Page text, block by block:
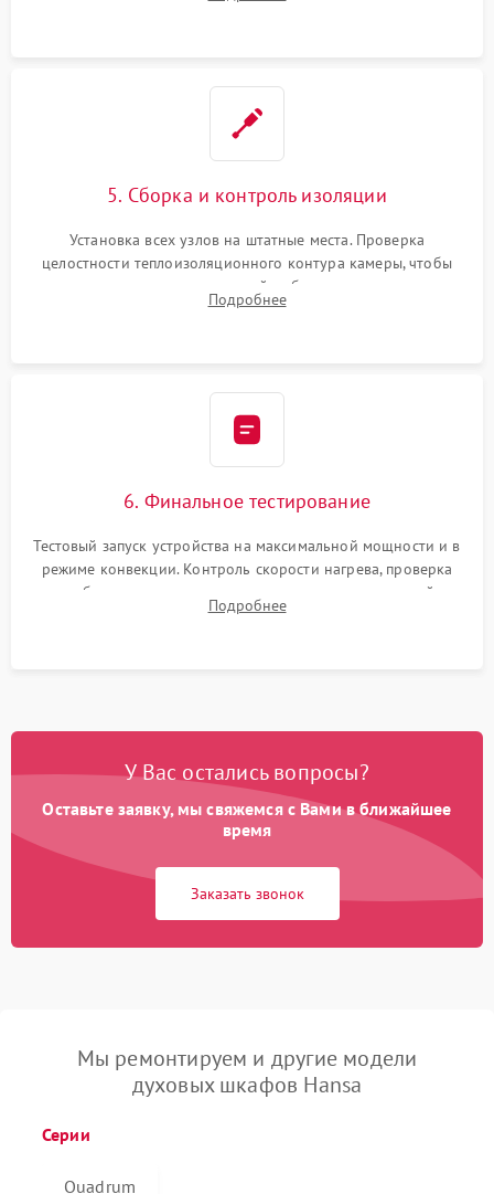
5. Сборка и контроль изоляции
Установка всех узлов на штатные места. Проверка
целостности теплоизоляционного контура камеры, чтобы
исключить перегрев кухонной мебели и потерю тепла.
Надежная фиксация клемм и сборка корпуса шкафа.
Подробнее
6. Финальное тестирование
Тестовый запуск устройства на максимальной мощности и в
режиме конвекции. Контроль скорости нагрева, проверка
срабатывания термостата при достижении заданной
температуры и тест на отсутствие утечек тока.
Подробнее
У Вас остались вопросы?
Оставьте заявку, мы свяжемся с Вами в ближайшее
время
Заказать звонок
Мы ремонтируем и другие модели
духовых шкафов Hansa
Серии
Quadrum